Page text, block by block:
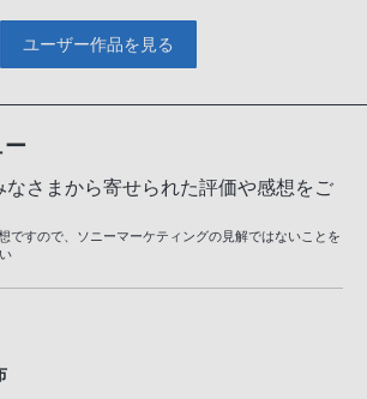
ユーザー作品を見る
ー
なさまから寄せられた評価や感想をご
ですので、ソニーマーケティングの見解ではないことを